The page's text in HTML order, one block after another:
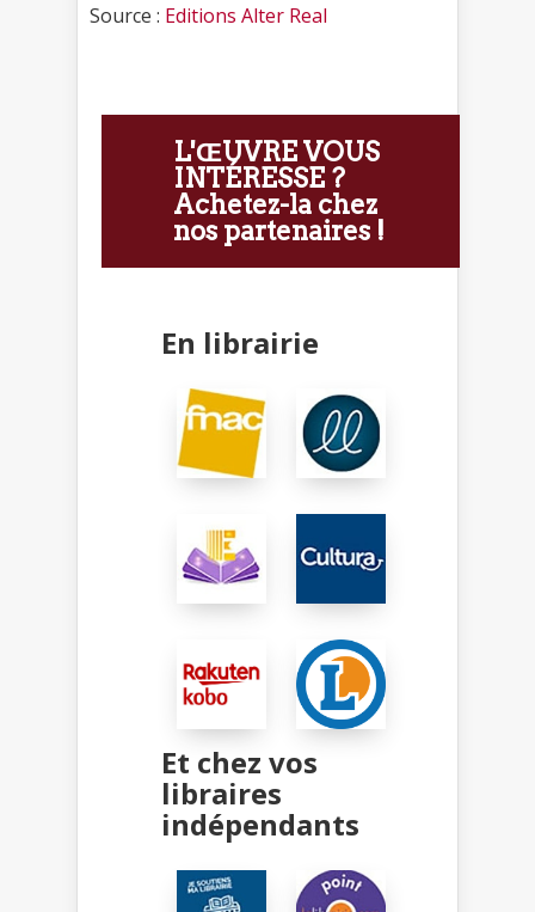
Source : Editions Alter Real
L'ŒUVRE VOUS
INTÉRESSE ?
Achetez-la chez
nos partenaires !
En librairie
Et chez vos
libraires
indépendants